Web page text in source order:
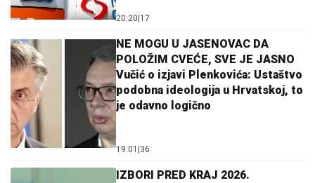
20:20 17
NE MOGU U JASENOVAC DA
POLOŽIM CVEĆE, SVE JE JASNO
Vučić o izjavi Plenkovića: Ustaštvo
podobna ideologija u Hrvatskoj, to
je odavno logično
19:01 36
IZBORI PRED KRAJ 2026.